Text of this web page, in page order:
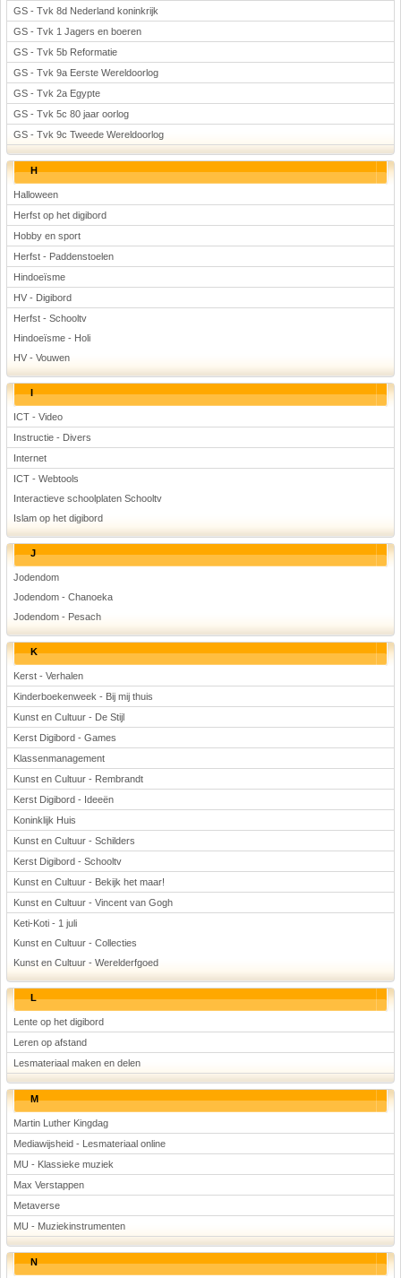
GS - Tvk 8d Nederland koninkrijk
GS - Tvk 1 Jagers en boeren
GS - Tvk 5b Reformatie
GS - Tvk 9a Eerste Wereldoorlog
GS - Tvk 2a Egypte
GS - Tvk 5c 80 jaar oorlog
GS - Tvk 9c Tweede Wereldoorlog
H
Halloween
Herfst op het digibord
Hobby en sport
Herfst - Paddenstoelen
Hindoeïsme
HV - Digibord
Herfst - Schooltv
Hindoeïsme - Holi
HV - Vouwen
I
ICT - Video
Instructie - Divers
Internet
ICT - Webtools
Interactieve schoolplaten Schooltv
Islam op het digibord
J
Jodendom
Jodendom - Chanoeka
Jodendom - Pesach
K
Kerst - Verhalen
Kinderboekenweek - Bij mij thuis
Kunst en Cultuur - De Stijl
Kerst Digibord - Games
Klassenmanagement
Kunst en Cultuur - Rembrandt
Kerst Digibord - Ideeën
Koninklijk Huis
Kunst en Cultuur - Schilders
Kerst Digibord - Schooltv
Kunst en Cultuur - Bekijk het maar!
Kunst en Cultuur - Vincent van Gogh
Keti-Koti - 1 juli
Kunst en Cultuur - Collecties
Kunst en Cultuur - Werelderfgoed
L
Lente op het digibord
Leren op afstand
Lesmateriaal maken en delen
M
Martin Luther Kingdag
Mediawijsheid - Lesmateriaal online
MU - Klassieke muziek
Max Verstappen
Metaverse
MU - Muziekinstrumenten
N